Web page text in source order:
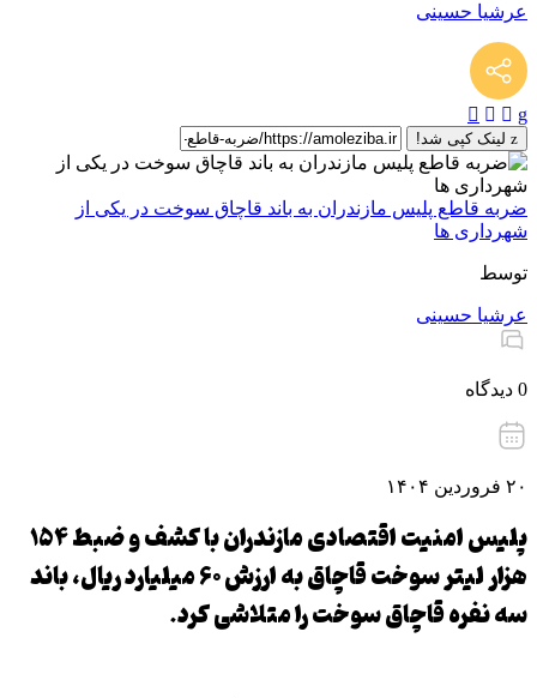
عرشیا حسینی
لینک کپی شد!
ضربه قاطع پلیس مازندران به باند قاچاق سوخت در یکی از
شهرداری ها
توسط
عرشیا حسینی
0 دیدگاه
۲۰ فروردین ۱۴۰۴
پلیس امنیت اقتصادی مازندران با کشف و ضبط ۱۵۴
هزار لیتر سوخت قاچاق به ارزش ۶۰ میلیارد ریال، باند
سه نفره قاچاق سوخت را متلاشی کرد.